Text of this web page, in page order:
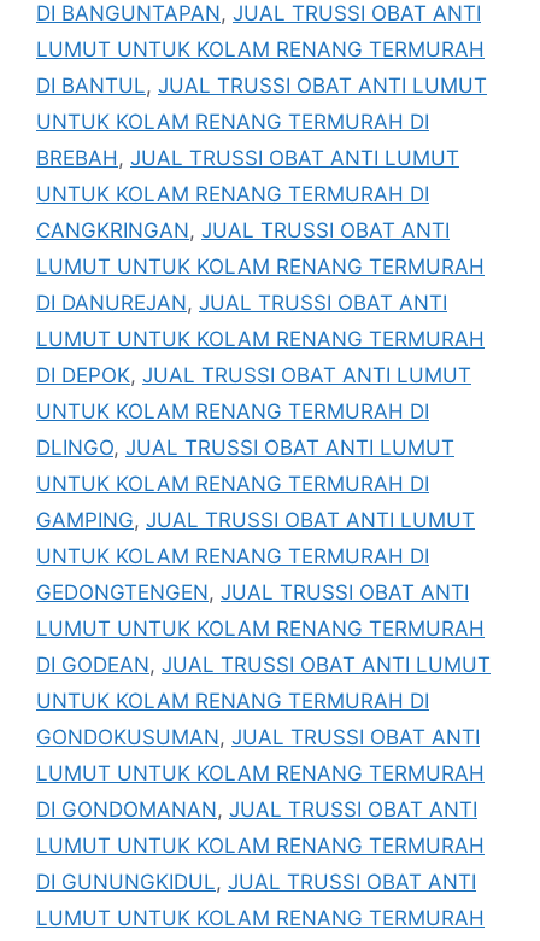
DI BANGUNTAPAN, JUAL TRUSSI OBAT ANTI
LUMUT UNTUK KOLAM RENANG TERMURAH
DI BANTUL, JUAL TRUSSI OBAT ANTI LUMUT
UNTUK KOLAM RENANG TERMURAH DI
BREBAH, JUAL TRUSSI OBAT ANTI LUMUT
UNTUK KOLAM RENANG TERMURAH DI
CANGKRINGAN, JUAL TRUSSI OBAT ANTI
LUMUT UNTUK KOLAM RENANG TERMURAH
DI DANUREJAN, JUAL TRUSSI OBAT ANTI
LUMUT UNTUK KOLAM RENANG TERMURAH
DI DEPOK, JUAL TRUSSI OBAT ANTI LUMUT
UNTUK KOLAM RENANG TERMURAH DI
DLINGO, JUAL TRUSSI OBAT ANTI LUMUT
UNTUK KOLAM RENANG TERMURAH DI
GAMPING, JUAL TRUSSI OBAT ANTI LUMUT
UNTUK KOLAM RENANG TERMURAH DI
GEDONGTENGEN, JUAL TRUSSI OBAT ANTI
LUMUT UNTUK KOLAM RENANG TERMURAH
DI GODEAN, JUAL TRUSSI OBAT ANTI LUMUT
UNTUK KOLAM RENANG TERMURAH DI
GONDOKUSUMAN, JUAL TRUSSI OBAT ANTI
LUMUT UNTUK KOLAM RENANG TERMURAH
DI GONDOMANAN, JUAL TRUSSI OBAT ANTI
LUMUT UNTUK KOLAM RENANG TERMURAH
DI GUNUNGKIDUL, JUAL TRUSSI OBAT ANTI
LUMUT UNTUK KOLAM RENANG TERMURAH